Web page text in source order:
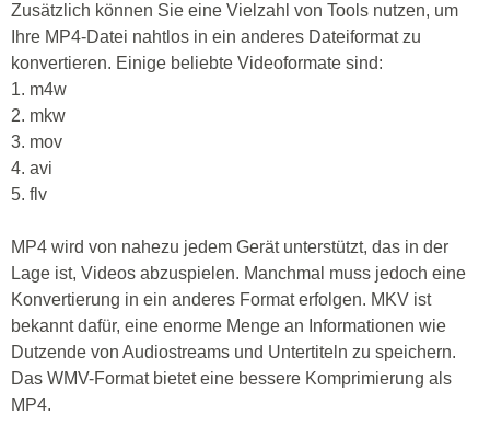
Zusätzlich können Sie eine Vielzahl von Tools nutzen, um
Ihre MP4-Datei nahtlos in ein anderes Dateiformat zu
konvertieren. Einige beliebte Videoformate sind:
1. m4w
2. mkw
3. mov
4. avi
5. flv
MP4 wird von nahezu jedem Gerät unterstützt, das in der
Lage ist, Videos abzuspielen. Manchmal muss jedoch eine
Konvertierung in ein anderes Format erfolgen. MKV ist
bekannt dafür, eine enorme Menge an Informationen wie
Dutzende von Audiostreams und Untertiteln zu speichern.
Das WMV-Format bietet eine bessere Komprimierung als
MP4.